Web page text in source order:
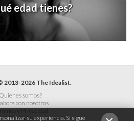
edad tienes?
2013-2026 The Idealist.
somos?
con nosotros
y Privacidad
Contactosu experiencia. Si sigue